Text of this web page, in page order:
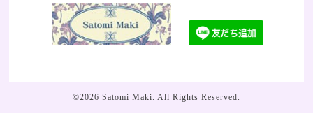
©2026 Satomi Maki. All Rights Reserved.